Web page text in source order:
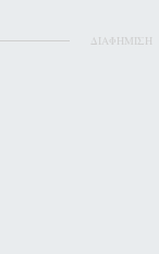
ΔΙΑΦΗΜΙΣΗ